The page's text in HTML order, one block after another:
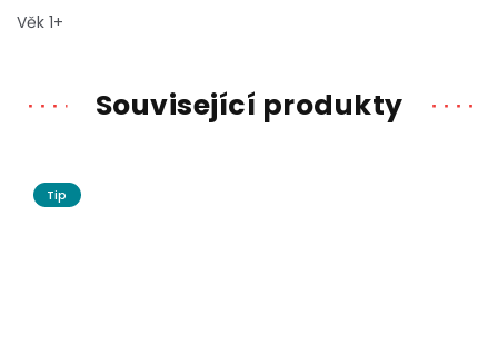
Věk 1+
Související produkty
Tip